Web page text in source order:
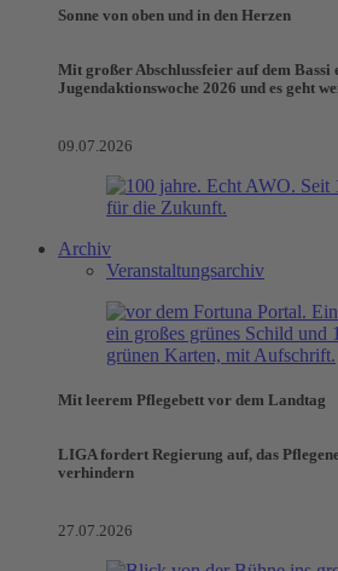
Sonne von oben und in den Herzen
Mit großer Abschlussfeier auf dem Bassi
Jugendaktionswoche 2026 und es geht
09.07.2026
Archiv
Veranstaltungsarchiv
Mit leerem Pflegebett vor dem Landtag
LIGA fordert Regierung auf, das
verhindern
27.07.2026